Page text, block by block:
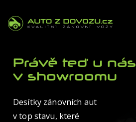
Právě teď u nás
v showroomu
Desítky zánovních aut
v top stavu, které